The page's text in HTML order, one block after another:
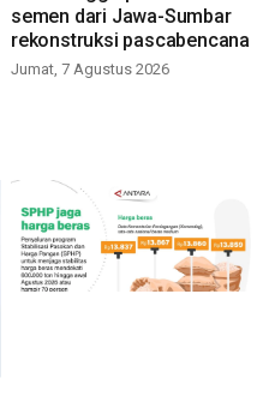
semen dari Jawa-Sumbar
rekonstruksi pascabencana
Jumat, 7 Agustus 2026